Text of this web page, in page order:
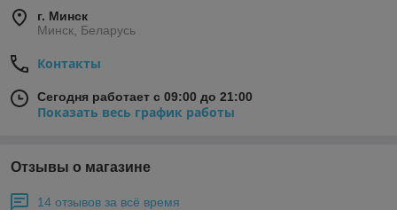
г. Минск
Минск, Беларусь
Контакты
Сегодня работает с 09:00 до 21:00
Показать весь график работы
Отзывы о магазине
14 отзывов за всё время